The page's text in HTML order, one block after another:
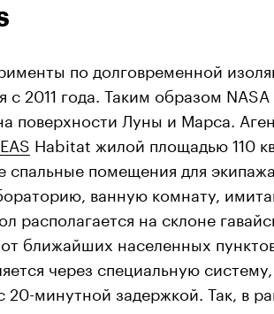
по долговременной
с 2011 года. Таким образом
поверхности Луны и Марса.
Habitat жилой площадью 110
спальные помещения для
ванную комнату,
располагается на склоне
ближайших населенных
через специальную
20-минутной задержкой. Так, в